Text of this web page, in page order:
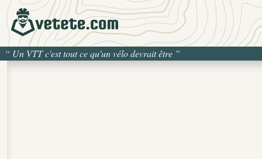
“ Un VTT c'est tout ce qu'un vélo devrait être ”